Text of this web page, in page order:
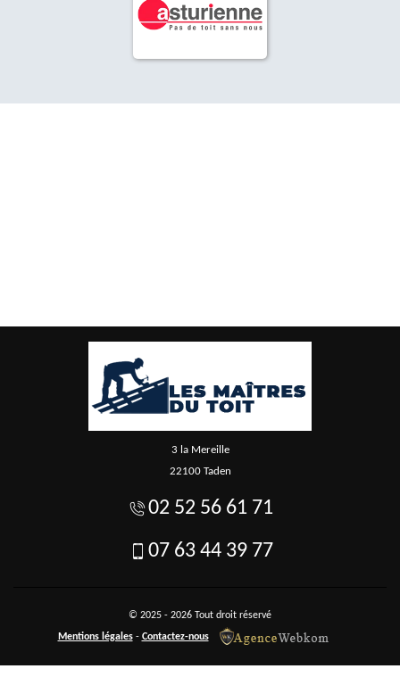
3 la Mereille
22100 Taden
02 52 56 61 71
07 63 44 39 77
© 2025 - 2026 Tout droit réservé
Mentions légales- Contactez-nous